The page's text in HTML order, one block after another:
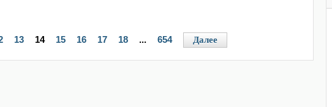
13 14 15 16 17 18 ... 654 Далее